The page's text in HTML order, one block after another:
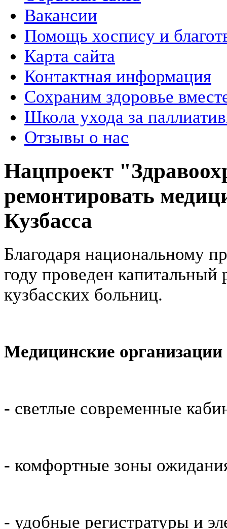
Вакансии
Помощь хоспису и
Карта сайта
Контактная информация
Сохраним здоровье
Школа ухода за
Отзывы о нас
Нацпроект
ремонтировать
Кузбасса
Благодаря национальному
году проведен капитальный
кузбасских больниц.
Медицинские
- светлые современные
- комфортные зоны
- удобные регистратуры и